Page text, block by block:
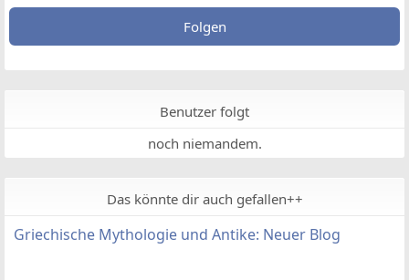
Folgen
Benutzer folgt
noch niemandem.
Das könnte dir auch gefallen++
Griechische Mythologie und Antike: Neuer Blog